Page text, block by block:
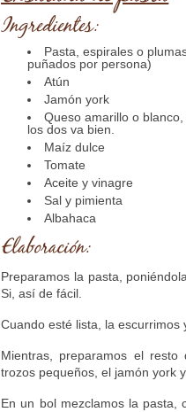
Ingredientes:
Pasta, espirales o
puñados por persona)
Atún
Jamón york
Queso amarillo o
los dos va bien.
Maíz dulce
Tomate
Aceite y vinagre
Sal y pimienta
Albahaca
Elaboración:
Preparamos la pasta,
Si, así de fácil.
Cuando esté lista, la escurrimos
Mientras, preparamos el
trozos pequeños, el jamón york
En un bol mezclamos la